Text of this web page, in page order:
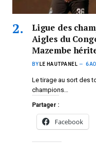
Ligue des
Aigles du
Mazembe
BY LE HAUTPANEL 6
Le tirage au sort des
champions…
Partager :
Facebook